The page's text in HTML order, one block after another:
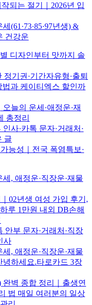
되는 절기｜2026년 입
(61·73·85·97년생) &
건강운
디자인부터 맛까지 솔
기권·기간자유형·출퇴
법과 케이티엑스 할인까
늘의 운세·애정운·재
총정리
사·카톡 문자·거래처·
글
능성｜전국 폭염특보·
, 애정운·직장운·재물
02년생 여성 가입 후기,
루 1만원 내외 DB손해
부 문자·거래처·직장
사
, 애정운·직장운·재물
하세요.타로카드 3장
완벽 종합 정리｜출생연
법 매일 여러분의 일상